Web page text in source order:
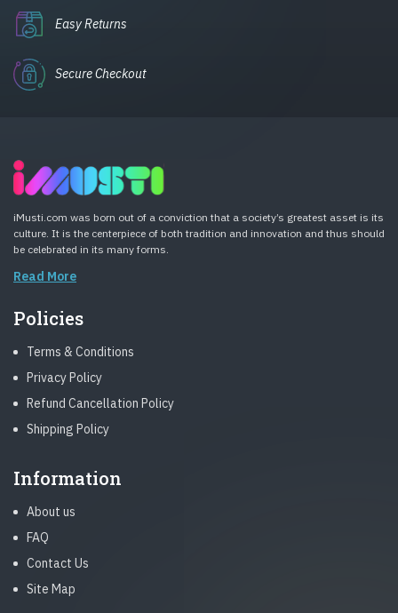
Easy Returns
Secure Checkout
iMusti.com was born out of a conviction that a society’s greatest asset is its
culture. It is the centerpiece of both tradition and innovation and thus should
be celebrated in its many forms.
Read More
Policies
Terms & Conditions
Privacy Policy
Refund Cancellation Policy
Shipping Policy
Information
About us
FAQ
Contact Us
Site Map